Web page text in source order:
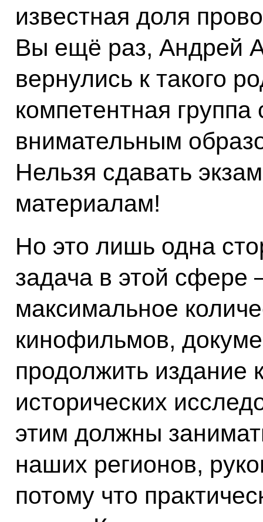
известная доля
Вы ещё раз, Андрей
вернулись к такого
компетентная
внимательным
Нельзя сдавать
материалам!
Но это лишь одна
задача в этой сфере
максимальное
кинофильмов,
продолжить
исторических
этим должны
наших регионов,
потому что